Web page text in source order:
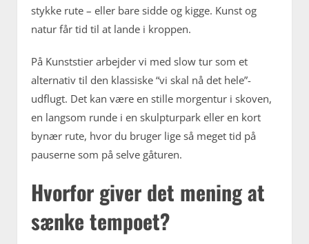
stykke rute – eller bare sidde og kigge. Kunst og
natur får tid til at lande i kroppen.
På Kunststier arbejder vi med slow tur som et
alternativ til den klassiske “vi skal nå det hele”-
udflugt. Det kan være en stille morgentur i skoven,
en langsom runde i en skulpturpark eller en kort
bynær rute, hvor du bruger lige så meget tid på
pauserne som på selve gåturen.
Hvorfor giver det mening at
sænke tempoet?